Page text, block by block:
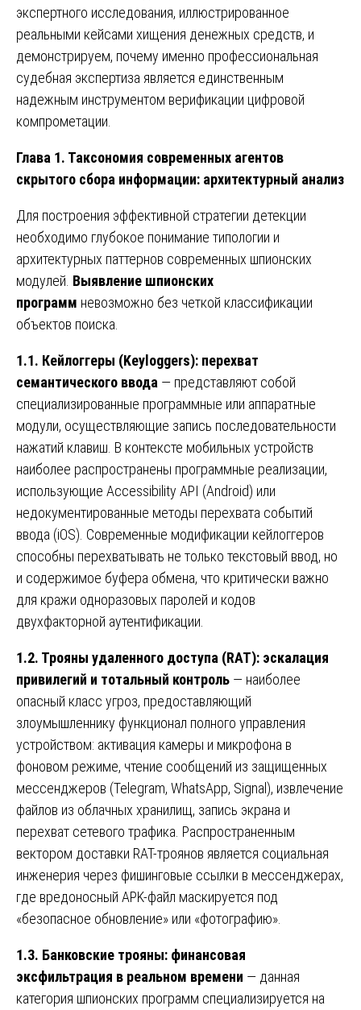
экспертного исследования, иллюстрированное
реальными кейсами хищения денежных средств, и
демонстрируем, почему именно профессиональная
судебная экспертиза является единственным
надежным инструментом верификации цифровой
компрометации.
Глава 1. Таксономия современных агентов
скрытого сбора информации: архитектурный анализ
Для построения эффективной стратегии детекции
необходимо глубокое понимание типологии и
архитектурных паттернов современных шпионских
модулей. Выявление шпионских
программ невозможно без четкой классификации
объектов поиска.
1.1. Кейлоггеры (Keyloggers): перехват
семантического ввода — представляют собой
специализированные программные или аппаратные
модули, осуществляющие запись последовательности
нажатий клавиш. В контексте мобильных устройств
наиболее распространены программные реализации,
использующие Accessibility API (Android) или
недокументированные методы перехвата событий
ввода (iOS). Современные модификации кейлоггеров
способны перехватывать не только текстовый ввод, но
и содержимое буфера обмена, что критически важно
для кражи одноразовых паролей и кодов
двухфакторной аутентификации.
1.2. Трояны удаленного доступа (RAT): эскалация
привилегий и тотальный контроль — наиболее
опасный класс угроз, предоставляющий
злоумышленнику функционал полного управления
устройством: активация камеры и микрофона в
фоновом режиме, чтение сообщений из защищенных
мессенджеров (Telegram, WhatsApp, Signal), извлечение
файлов из облачных хранилищ, запись экрана и
перехват сетевого трафика. Распространенным
вектором доставки RAT-троянов является социальная
инженерия через фишинговые ссылки в мессенджерах,
где вредоносный APK-файл маскируется под
«безопасное обновление» или «фотографию».
1.3. Банковские трояны: финансовая
эксфильтрация в реальном времени — данная
категория шпионских программ специализируется на